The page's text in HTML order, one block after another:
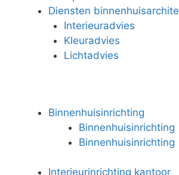
Diensten
Interieuradvies
Kleuradvies
Lichtadvies
Binnenhuisinrichting
Binnenhuisinrichting
Binnenhuisinrichting
Interieurinrichting kantoor